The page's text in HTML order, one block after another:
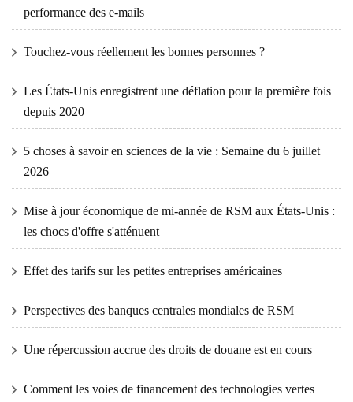
performance des e-mails
Touchez-vous réellement les bonnes personnes ?
Les États-Unis enregistrent une déflation pour la première fois
depuis 2020
5 choses à savoir en sciences de la vie : Semaine du 6 juillet
2026
Mise à jour économique de mi-année de RSM aux États-Unis :
les chocs d'offre s'atténuent
Effet des tarifs sur les petites entreprises américaines
Perspectives des banques centrales mondiales de RSM
Une répercussion accrue des droits de douane est en cours
Comment les voies de financement des technologies vertes